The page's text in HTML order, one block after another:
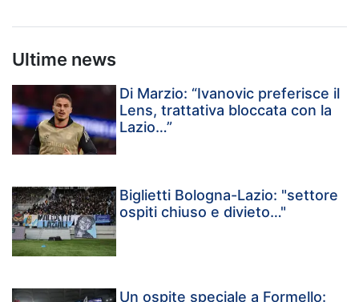
Ultime news
Di Marzio: “Ivanovic preferisce il
Lens, trattativa bloccata con la
Lazio…”
Biglietti Bologna-Lazio: "settore
ospiti chiuso e divieto…"
Un ospite speciale a Formello: